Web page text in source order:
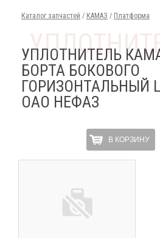
Каталог запчастей / КАМАЗ / Платформа
УПЛОТНИТЕЛЬ
БОРТА БОКОВОГО
ГОРИЗОНТАЛЬНЫЙ
ОАО НЕФАЗ
В КОРЗИНУ